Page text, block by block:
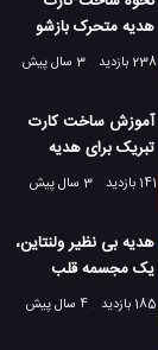
هدیه متحرک بازشو
عاشقانه به شکل قلب!
238 بازدید
3 سال پیش
آموزش ساخت کارت
تبریک برای هدیه
ولنتاین 2023!
141 بازدید
3 سال پیش
هدیه بی نظیر ولنتاین،
یک مجسمه قلب
ایستاده بسازید!
185 بازدید
4 سال پیش